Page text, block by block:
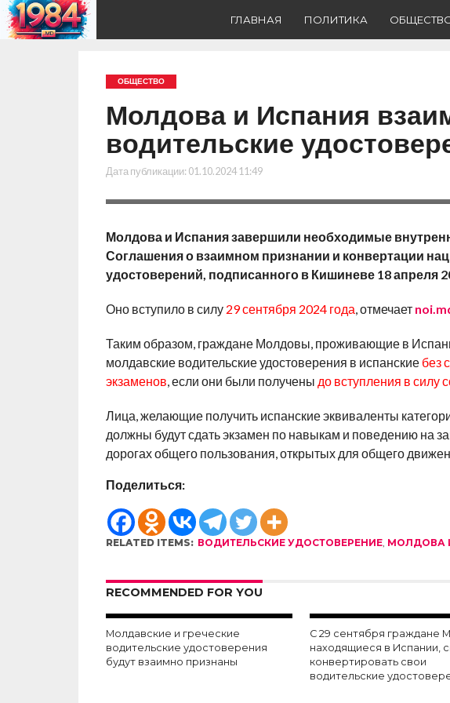
ГЛАВНАЯ ПОЛИТИКА
ОБЩЕСТВО
Молдова и Испания
водительские
Дата публикации: 01.10.2024 11:49
Молдова и Испания завершили необходимые
Соглашения о взаимном признании и конвертации
удостоверений, подписанного в Кишиневе 18 апреля
Оно вступило в силу 29 сентября 2024 года, отмечает
Таким образом, граждане Молдовы, проживающие в
молдавские водительские удостоверения в испанскиебез
экзаменов, если они были получены до вступления в силу
Лица, желающие получить испанские эквиваленты
должны будут сдать экзамен по навыкам и поведению на
дорогах общего пользования, открытых для общего
Поделиться:
RELATED ITEMS: ВОДИТЕЛЬСКИЕ УДОСТОВЕРЕНИЕ, МОЛДОВА
RECOMMENDED FOR YOU
Молдавские и греческие
водительские удостоверения
будут взаимно признаны
С 29 сентября граждане
находящиеся в Испании,
конвертировать свои
водительские